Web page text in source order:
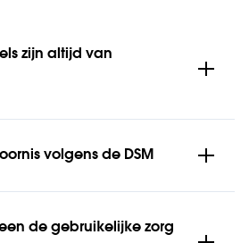
zijn altijd van
volgens de DSM
de gebruikelijke zorg